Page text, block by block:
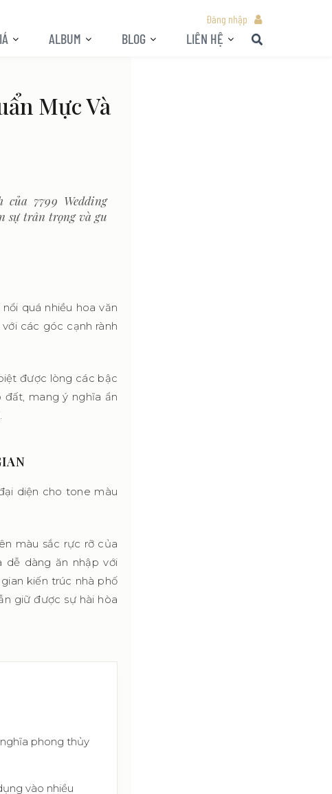
Đăng nhập
ALBUM BLOG LIÊN HỆ
Mực Và
7799 Wedding
sự trân trọng và gu
quá nhiều hoa văn
các góc cạnh rành
được lòng các bậc
mang ý nghĩa ẩn
diện cho tone màu
màu sắc rực rỡ của
dễ dàng ăn nhập với
kiến trúc nhà phố
giữ được sự hài hòa
phong thủy
vào nhiều